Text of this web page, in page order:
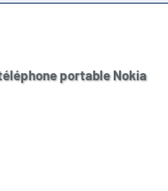
portable Nokia